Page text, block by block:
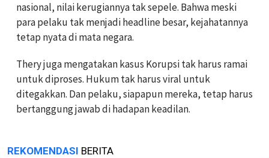
nasional, nilai kerugiannya tak sepele. Bahwa meski
para pelaku tak menjadi headline besar, kejahatannya
tetap nyata di mata negara.
Thery juga mengatakan kasus Korupsi tak harus ramai
untuk diproses. Hukum tak harus viral untuk
ditegakkan. Dan pelaku, siapapun mereka, tetap harus
bertanggung jawab di hadapan keadilan.
REKOMENDASI BERITA